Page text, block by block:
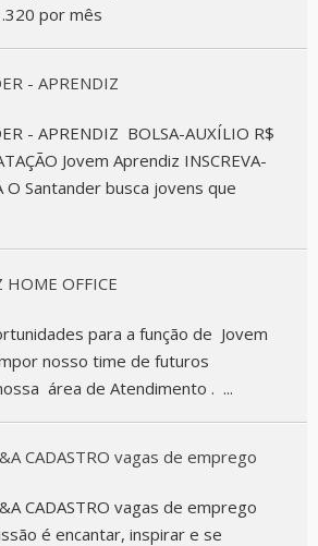
por mês
- APRENDIZ
- APRENDIZ BOLSA-AUXÍLIO R$
Jovem Aprendiz INSCREVA-
O Santander busca jovens que
HOME OFFICE
para a função de Jovem
nosso time de futuros
área de Atendimento . ...
CADASTRO vagas de emprego
CADASTRO vagas de emprego
é encantar, inspirar e se